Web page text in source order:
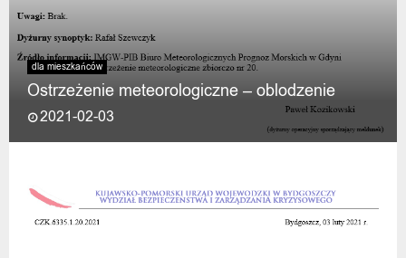
dla mieszkańców
Ostrzeżenie meteorologiczne – oblodzenie
2021-02-03